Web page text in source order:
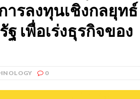
รลงทุนเชิงกลยุทธ์
เพื่อเร่งธุรกิจของ
0